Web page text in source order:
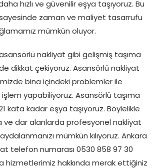
hızlı ve güvenilir eşya taşıyoruz. Bu
zaman ve maliyet tasarrufu
mümkün oluyor.
nakliyat gibi gelişmiş taşıma
dikkat çekiyoruz. Asansörlü nakliyat
bina içindeki problemler ile
işlem yapabiliyoruz. Asansörlü taşıma
kata kadar eşya taşıyoruz. Böylelikle
ve dar alanlarda profesyonel nakliyat
mümkün kılıyoruz. Ankara
telefon numarası 0530 858 97 30
hizmetlerimiz hakkında merak ettiğiniz